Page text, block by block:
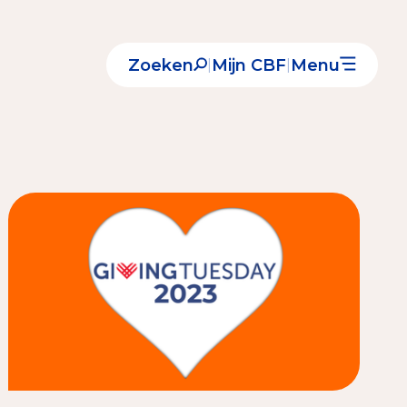
Zoeken Mijn CBF Menu
Register Erkende Donatieplatformen